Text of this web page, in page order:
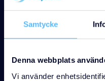
Samtycke
Denna webbplats
Vi använder
Dina